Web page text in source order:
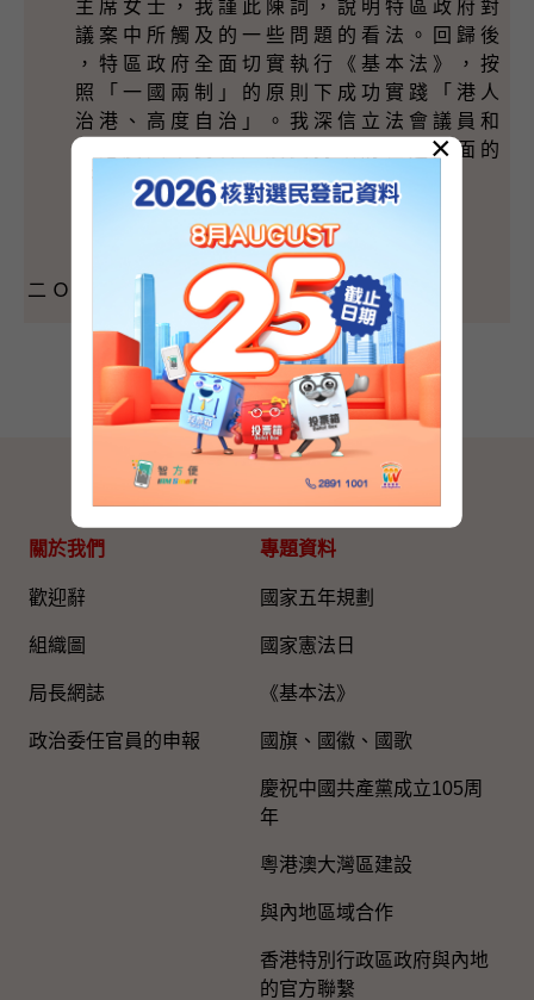
主 席 女 士 ， 我 謹 此 陳 詞 ， 說 明 特 區 政 府 對
議 案 中 所 觸 及 的 一 些 問 題 的 看 法 。 回 歸 後
， 特 區 政 府 全 面 切 實 執 行 《 基 本 法 》 ， 按
照 「 一 國 兩 制 」 的 原 則 下 成 功 實 踐 「 港 人
治 港 、 高 度 自 治 」 。 我 深 信 立 法 會 議 員 和
香 港 廣 大 市 民 會 繼 續 支 持 政 府 在 這 方 面 的
努 力 。
二 Ｏ Ｏ Ｏ 年 五 月 二 十 四 日 （ 星 期 三 ）
關於我們
歡迎辭
組織圖​
局長網誌
政治委任官員的申報
專題資料
國家五年規劃
國家憲法日
《基本法》
國旗、國徽、國歌
慶祝中國共產黨成立105周
年
粵港澳大灣區建設
與內地區域合作
香港特別行政區政府與內地
的官方聯繫
×